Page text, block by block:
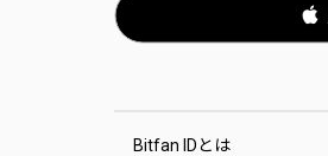

Bitfan IDとは